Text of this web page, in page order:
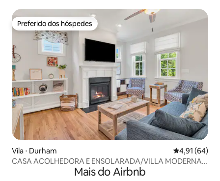
Preferido dos hóspedes
Preferido dos hóspedes
Vila ⋅ Durham 4,91 de uma
4,91 (64)
CASA ACOLHEDORA E ENSOLARADA/VILLA MODERNA
PERTO DO CENTRO DA CIDADE
Mais do Airbnb